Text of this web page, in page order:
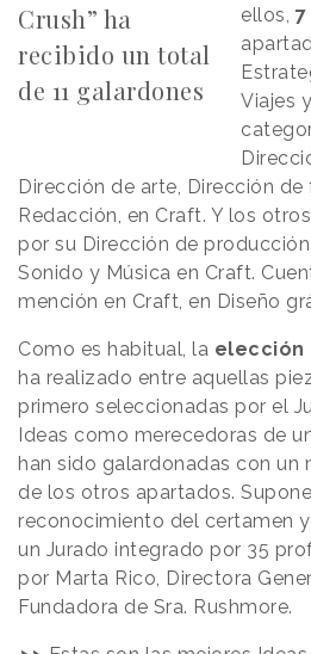
Crush” ha
recibido un total
de 11 galardones
ellos,
Viajes
Dirección de arte, Dirección
Redacción, en Craft. Y los otros
por su Dirección de
Sonido y Música en Craft.
mención en Craft, en Diseño
Como es habitual, la elección
ha realizado entre aquellas
primero seleccionadas por el
Ideas como merecedoras de
han sido galardonadas con un
de los otros apartados.
reconocimiento del certamen
un Jurado integrado por 35
por Marta Rico, Directora
Fundadora de Sra. Rushmore.